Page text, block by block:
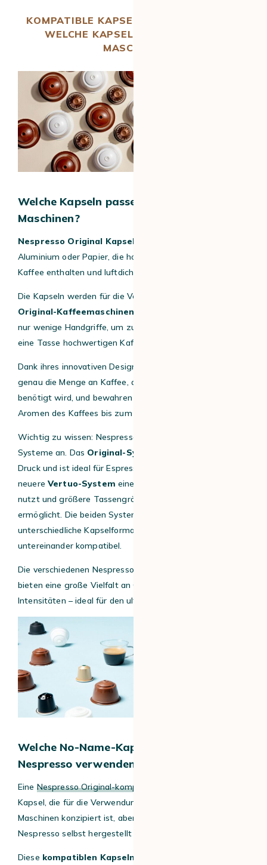
KOMPATIBLE KAPSELN FÜR NESPRESSO:
WELCHE KAPSELN PASSEN IN DIE
MASCHINE?
Welche Kapseln passen in Nespresso
Maschinen?
Nespresso Original Kapseln
Aluminium oder Papier, die hochwertigen gemahlenen
Kaffee enthalten und luftdicht versiegelt sind.
Die Kapseln werden für die Verwendung mit
Original-Kaffeemaschinen
nur wenige Handgriffe, um zu Hause schnell und einfach
eine Tasse hochwertigen Kaffees zuzubereiten.
Dank ihres innovativen Designs enthalten Kaffeekapseln
genau die Menge an Kaffee, die für eine einzige Tasse
benötigt wird, und bewahren so die Frische und die
Aromen des Kaffees bis zum Aufbrühen.
Wichtig zu wissen: Nespresso bietet zwei verschiedene
Systeme an. Das Original-System
Druck und ist ideal für Espresso-Liebhaber, während das
neuere Vertuo-System eine Zentrifugentechnologie
nutzt und größere Tassengrößen bis zu 414 ml
ermöglicht. Die beiden Systeme verwenden
unterschiedliche Kapselformate und sind nicht
untereinander kompatibel.
Die verschiedenen Nespresso Original-Kapselsorten
bieten eine große Vielfalt an Geschmacksrichtungen und
Intensitäten – ideal für den ultimativen Kaffeegenuss!
Welche No-Name-Kapseln kann man für
Nespresso verwenden?
Eine Nespresso Original-kompatible Kapsel
Kapsel, die für die Verwendung mit Nespresso Original-
Maschinen konzipiert ist, aber nicht von der Marke
Nespresso selbst hergestellt wird.
Diese kompatiblen Kapseln